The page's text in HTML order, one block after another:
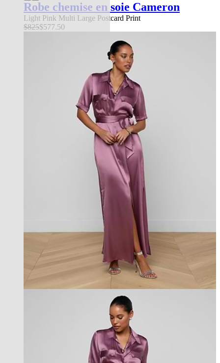
Robe chemise en soie Cameron
Light Pink Multi Large Postcard Print
$825$577.50